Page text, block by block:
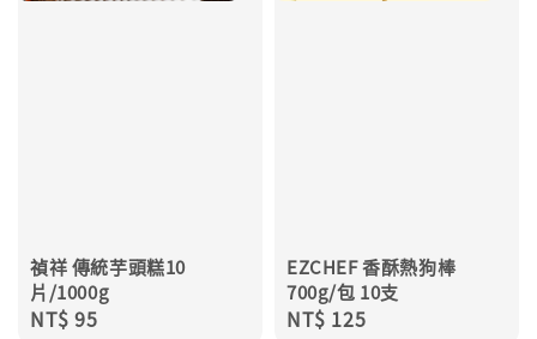
禎祥 傳統芋頭糕10
片/1000g
Regular
NT$ 95
EZCHEF 香酥熱狗棒
700g/包 10支
Regular
NT$ 125